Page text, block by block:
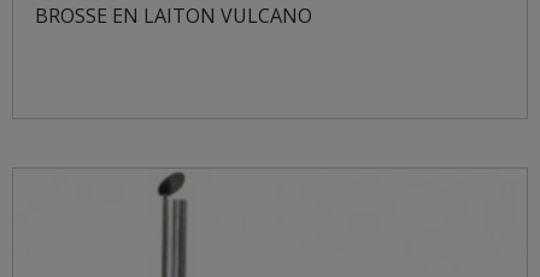
BROSSE EN LAITON VULCANO